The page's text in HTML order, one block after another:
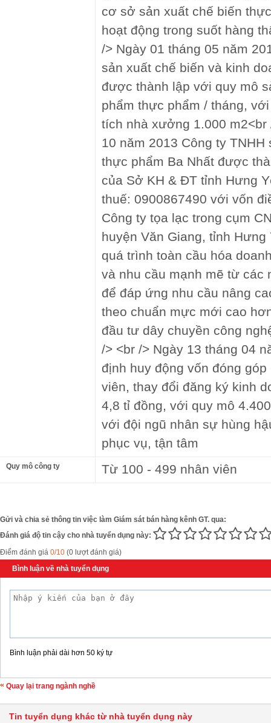
cơ sở sản xuất chế biến
hoạt động trong suốt hàng
/> Ngày 01 tháng 05 năm
sản xuất chế biến và kinh
được thành lập với quy mô
phẩm thực phẩm / tháng,
tích nhà xưởng 1.000 m2<br
10 năm 2013 Công ty
thực phẩm Ba Nhất được
của Sở KH & ĐT tỉnh Hưng
thuế: 0900867490 với vốn
Công ty tọa lạc trong cụm
huyện Văn Giang, tỉnh Hưng
quá trình toàn cầu hóa
và nhu cầu mạnh mẽ từ các
để đáp ứng nhu cầu nâng
theo chuẩn mực mới cao
đầu tư dây chuyền công
/> <br /> Ngày 13 tháng 04
định huy động vốn đóng
viên, thay đổi đăng ký kinh
4,8 tỉ đồng, với quy mô
với đội ngũ nhân sự hùng
phục vụ, tận tâm
Quy mô công ty Từ 100 - 499 nhân viên
Gửi và chia sẻ thông tin việc làm Giám sát bán hàng kênh GT. qua:
Đánh giá độ tin cậy cho nhà tuyển dụng này:
Điểm đánh giá 0/10 (0 lượt đánh giá)
Bình luận về nhà tuyển dụng
Bình luận phải dài hơn 50 ký tự
Quay lại trang ngành nghề
Tin tuyển dụng khác từ nhà tuyển dụng này